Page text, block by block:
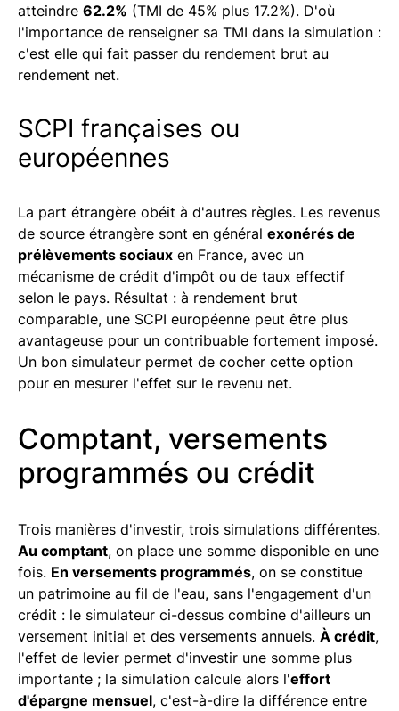
atteindre 62.2% (TMI de 45% plus 17.2%). D'où
l'importance de renseigner sa TMI dans la simulation :
c'est elle qui fait passer du rendement brut au
rendement net.
SCPI françaises ou
européennes
La part étrangère obéit à d'autres règles. Les revenus
de source étrangère sont en général exonérés de
prélèvements sociaux en France, avec un
mécanisme de crédit d'impôt ou de taux effectif
selon le pays. Résultat : à rendement brut
comparable, une SCPI européenne peut être plus
avantageuse pour un contribuable fortement imposé.
Un bon simulateur permet de cocher cette option
pour en mesurer l'effet sur le revenu net.
Comptant, versements
programmés ou crédit
Trois manières d'investir, trois simulations différentes.
Au comptant, on place une somme disponible en une
fois. En versements programmés, on se constitue
un patrimoine au fil de l'eau, sans l'engagement d'un
crédit : le simulateur ci-dessus combine d'ailleurs un
versement initial et des versements annuels. À crédit,
l'effet de levier permet d'investir une somme plus
importante ; la simulation calcule alors l'effort
d'épargne mensuel, c'est-à-dire la différence entre